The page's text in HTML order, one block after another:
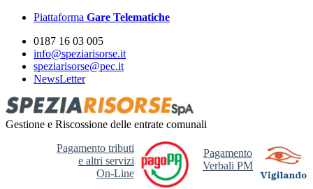
Piattaforma Gare Telematiche
0187 16 03 005
info@speziarisorse.it
speziarisorse@pec.it
NewsLetter
Gestione e Riscossione delle entrate comunali
Pagamento
Verbali PM
Pagamento tributi
e altri servizi
On-Line